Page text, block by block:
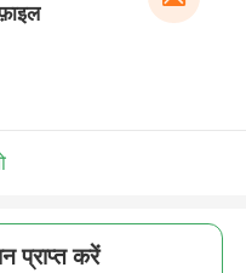
प्राप्त करें